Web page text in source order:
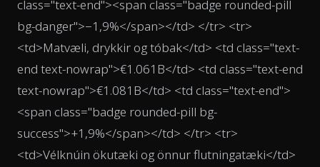
class="text-end"><span class="badge rounded-pill
bg-danger">−1,9%</span></td> </tr> <tr>
<td>Matvæli, drykkir og tóbak</td> <td class="text-
end text-nowrap">€1.061B</td> <td class="text-end
text-nowrap">€1.081B</td> <td class="text-end">
<span class="badge rounded-pill bg-
success">+1,9%</span></td> </tr> <tr>
<td>Vélknúin ökutæki og önnur flutningatæki</td>